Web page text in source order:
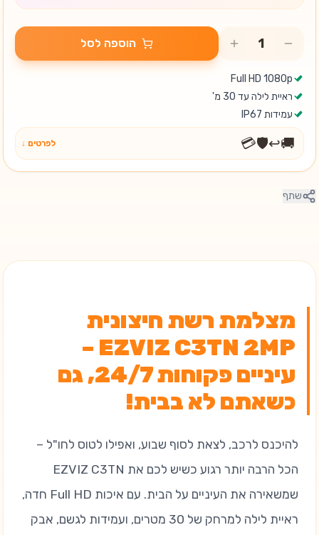
הוספה לסל
Full HD 1080p
ראיית לילה עד 30 מ'
עמידות IP67
🚚
↩️
🛡️
💳 לפרטים ↓
שתף
מצלמת רשת חיצונית
EZVIZ C3TN 2MP –
עיניים פקוחות 24/7, גם
כשאתם לא בבית!
להיכנס לרכב, לצאת לסוף שבוע, ואפילו לטוס לחו"ל –
הכל הרבה יותר רגוע כשיש לכם את EZVIZ C3TN
שמשאירה את העיניים על הבית. עם איכות Full HD חדה,
ראיית לילה למרחק של 30 מטרים, ועמידות לגשם, אבק